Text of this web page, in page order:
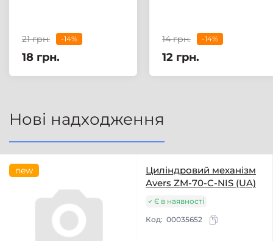
21 грн. -14%
18 грн.
14 грн. -14%
12 грн.
Нові надходження
new
Циліндровий механізм
Avers ZM-70-C-NIS (UA)
Є в наявності
Код: 00035652